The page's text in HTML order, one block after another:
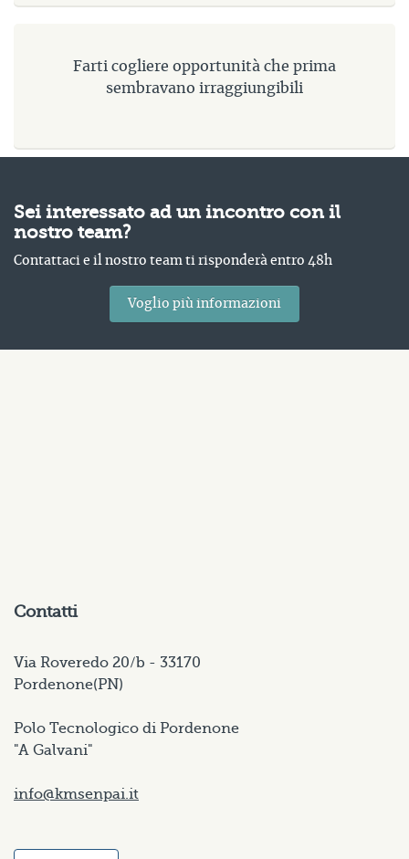
Farti cogliere opportunità che prima
sembravano irraggiungibili
Sei interessato ad un incontro con il
nostro team?
Contattaci e il nostro team ti risponderà entro 48h
Voglio più informazioni
Contatti
Via Roveredo 20/b - 33170
Pordenone(PN)
Polo Tecnologico di Pordenone
"A Galvani"
info@kmsenpai.it